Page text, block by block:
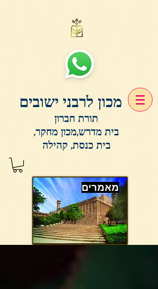
מכון לרבני ישובים
תורת חברון
בית מדרש,מכון מחקר,
בית כנסת, קהילה
מאמרים